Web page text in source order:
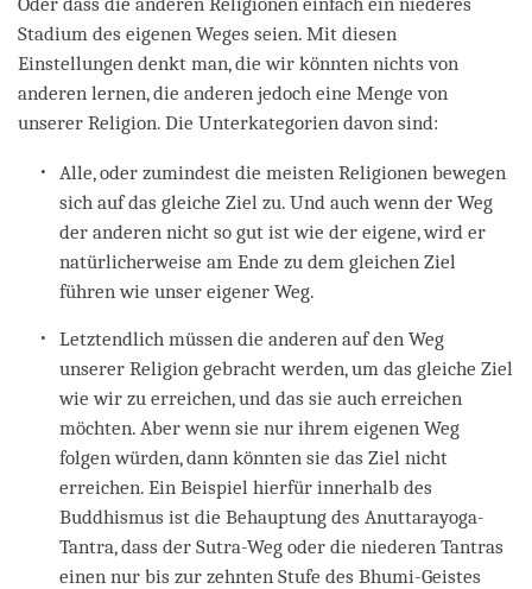
Stadium des eigenen Weges seien. Mit diesen
Einstellungen denkt man, die wir könnten nichts von
anderen lernen, die anderen jedoch eine Menge von
unserer Religion. Die Unterkategorien davon sind:
Alle, oder zumindest die meisten Religionen bewegen
sich auf das gleiche Ziel zu. Und auch wenn der Weg
der anderen nicht so gut ist wie der eigene, wird er
natürlicherweise am Ende zu dem gleichen Ziel
führen wie unser eigener Weg.
Letztendlich müssen die anderen auf den Weg
unserer Religion gebracht werden, um das gleiche Ziel
wie wir zu erreichen, und das sie auch erreichen
möchten. Aber wenn sie nur ihrem eigenen Weg
folgen würden, dann könnten sie das Ziel nicht
erreichen. Ein Beispiel hierfür innerhalb des
Buddhismus ist die Behauptung des Anuttarayoga-
Tantra, dass der Sutra-Weg oder die niederen Tantras
einen nur bis zur zehnten Stufe des Bhumi-Geistes